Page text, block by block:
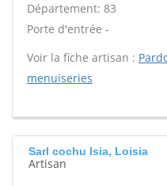
Département: 83
Porte d'entrée -
Voir la fiche artisan :
menuiseries
Sarl cochu Isia, Loisia
Artisan